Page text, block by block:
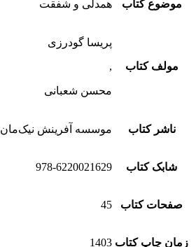
موضوع کتاب همدلی و شفقت
مولف کتاب
پریسا گودرزی
,
محسن شعبانی
ناشر کتاب موسسه آفرینش نیک‌مان
شابک کتاب 978-6220021629
صفحات کتاب 45
زمان چاپ کتاب 1403